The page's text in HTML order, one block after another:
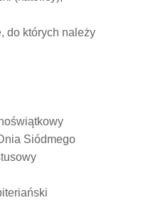
do których należy
Siódmego